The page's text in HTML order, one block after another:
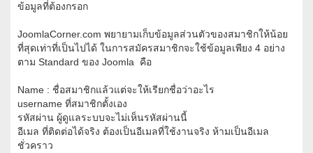
ข้อมูลที่ต้องกรอก
JoomlaCorner.com พยายามเก็บข้อมูลส่วนตัวของสมาชิกให้น้อย
ที่สุดเท่าที่เป็นไปได้ ในการสมัครสมาชิกจะใช้ข้อมูลเพียง 4 อย่าง
ตาม Standard ของ Joomla คือ
Name : ชื่อสมาชิกแล้วแต่จะให้เรียกชื่อว่าอะไร
username ที่สมาชิกตั้งเอง
รหัสผ่าน ผู้ดูแลระบบจะไม่เห็นรหัสผ่านนี้
อีเมล ที่ติดต่อได้จริง ต้องเป็นอีเมลที่ใช้งานจริง ห้ามเป็นอีเมล
ชั่วคราว